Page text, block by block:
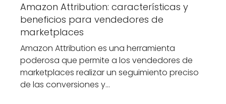
Amazon Attribution: características y
beneficios para vendedores de
marketplaces
Amazon Attribution es una herramienta
poderosa que permite a los vendedores de
marketplaces realizar un seguimiento preciso
de las conversiones y…